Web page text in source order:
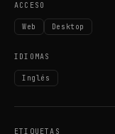
ACCESO
Web Desktop
IDIOMAS
Inglés
ETIQUETAS